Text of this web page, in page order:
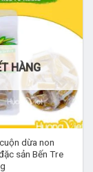
HÀNG
dừa non
sản Bến Tre